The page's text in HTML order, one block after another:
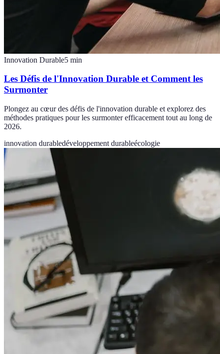
Innovation Durable5 min
Les Défis de l'Innovation Durable et Comment les
Surmonter
Plongez au cœur des défis de l'innovation durable et explorez des
méthodes pratiques pour les surmonter efficacement tout au long de
2026.
innovation durabledéveloppement durableécologie